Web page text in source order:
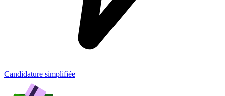
Candidature simplifiée